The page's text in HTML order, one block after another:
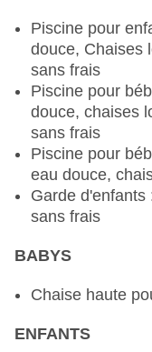
végétaliens, à
nécessaires,
Restaurant de
italienne, menu
végétaliens, à
nécessaires,
Restaurant de
poissons/fruits
nécessaire
Restaurant de
demande
Restaurant de
contre
Piscine pour
douce, Chaises
sans frais
Piscine pour
douce, chaises
sans frais
Piscine pour
eau douce,
Garde d'enfants
sans frais
BABYS
Chaise haute
ENFANTS